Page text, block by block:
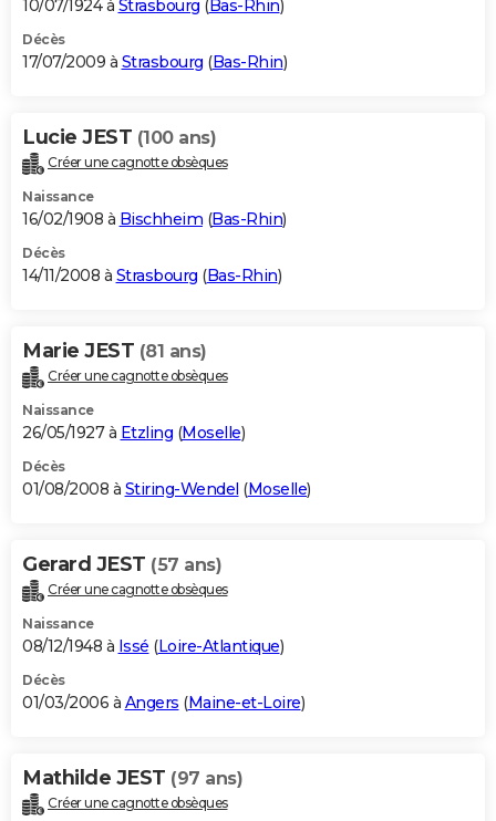
10/07/1924 à Strasbourg ( Bas-Rhin)
Décès
17/07/2009 à Strasbourg (Bas-Rhin)
Lucie JEST (100 ans)
Créer une cagnotte obsèques
Naissance
16/02/1908 à Bischheim (Bas-Rhin)
Décès
14/11/2008 à Strasbourg (Bas-Rhin)
Marie JEST (81 ans)
Créer une cagnotte obsèques
Naissance
26/05/1927 à Etzling (Moselle)
Décès
01/08/2008 à Stiring-Wendel (Moselle)
Gerard JEST (57 ans)
Créer une cagnotte obsèques
Naissance
08/12/1948 à Issé (Loire-Atlantique)
Décès
01/03/2006 à Angers (Maine-et-Loire)
Mathilde JEST (97 ans)
Créer une cagnotte obsèques